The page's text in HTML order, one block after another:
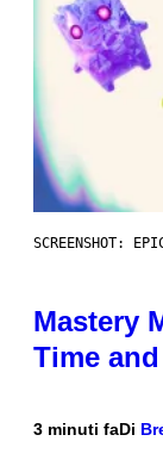
SCREENSHOT:
Mastery
Time
3 minuti faDi